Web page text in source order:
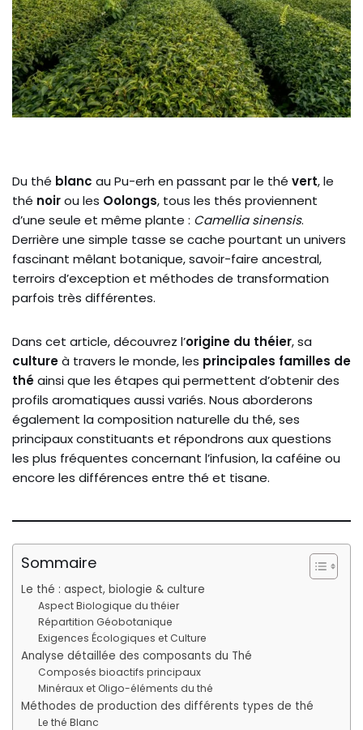
Du thé blanc au Pu-erh en passant par le thé vert, le
thé noirou les Oolongs, tous les thés proviennent
d’une seule et même plante : Camellia sinensis.
Derrière une simple tasse se cache pourtant un univers
fascinant mêlant botanique, savoir-faire ancestral,
terroirs d’exception et méthodes de transformation
parfois très différentes.
Dans cet article, découvrez l’origine du théier, sa
cultureà travers le monde, les principales familles de
théainsi que les étapes qui permettent d’obtenir des
profils aromatiques aussi variés. Nous aborderons
également la composition naturelle du thé, ses
principaux constituants et répondrons aux questions
les plus fréquentes concernant l’infusion, la caféine ou
encore les différences entre thé et tisane.
Sommaire
Le thé : aspect, biologie & culture
Aspect Biologique du théier
Répartition Géobotanique
Exigences Écologiques et Culture
Analyse détaillée des composants du Thé
Composés bioactifs principaux
Minéraux et Oligo-éléments du thé
Méthodes de production des différents types de thé
Le thé Blanc